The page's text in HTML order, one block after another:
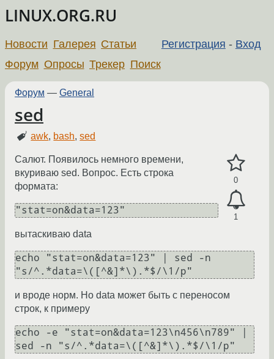
LINUX.ORG.RU
Регистрация - Вход
Новости Галерея Статьи
Форум Опросы Трекер Поиск
Форум — General
sed
awk, bash,sed
0
1
Салют. Появилось немного времени,
вкуриваю sed. Вопрос. Есть строка
формата:
"stat=on&data=123"
вытаскиваю data
echo "stat=on&data=123" | sed -n
"s/^.*data=\([^&]*\).*$/\1/p"
и вроде норм. Но data может быть с переносом
строк, к примеру
echo -e "stat=on&data=123\n456\n789" |
sed -n "s/^.*data=\([^&]*\).*$/\1/p"